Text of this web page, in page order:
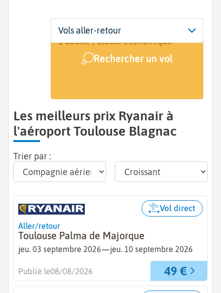
Départ
Toulouse Blagnac (TLS)
Dates
Dates de votre voyage
Voyageurs | Classe
1 adulte | Classe économique
Rechercher un vol
Vols aller-retour
Les meilleurs prix Ryanair à
l'aéroport Toulouse Blagnac
Trier par :
Aller/retour
Toulouse Palma de Majorque
jeu. 03 septembre 2026—jeu. 10 septembre 2026
Vol direct
49 €
Publié le08/08/2026